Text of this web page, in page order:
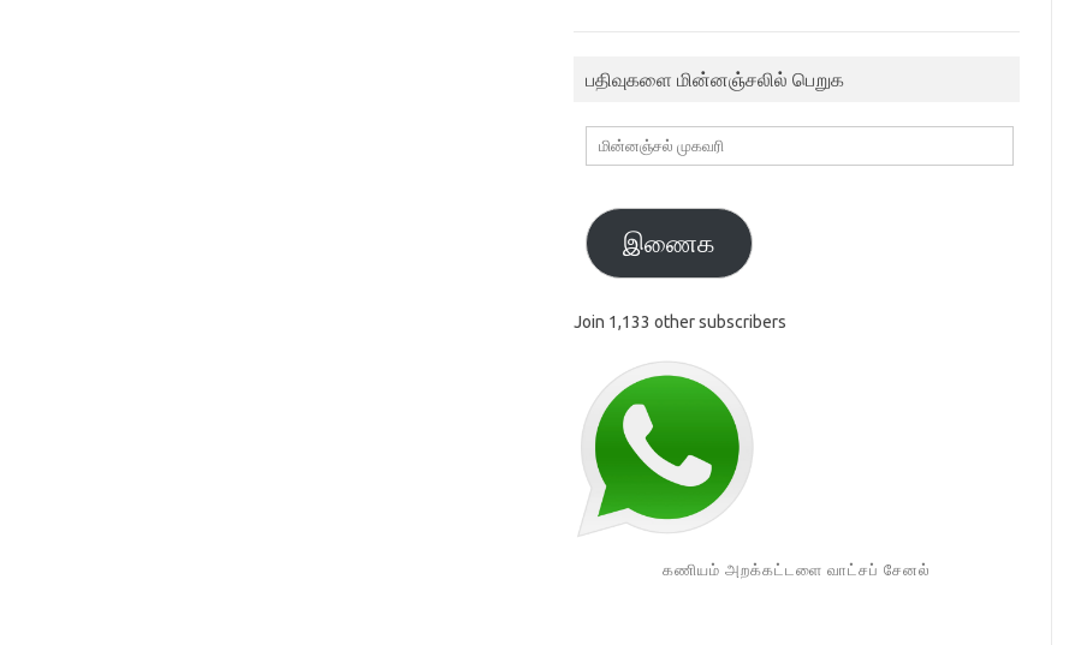
பதிவுகளை மின்னஞ்சலில் பெறுக
மின்னஞ்சல்
முகவரி
இணைக
Join 1,133 other subscribers
கணியம் அறக்கட்டளை வாட்சப் சேனல்